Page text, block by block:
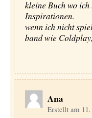
kleine Buch wo
Inspirationen.
wenn ich nicht
band wie
Ana
Erstellt am 11.